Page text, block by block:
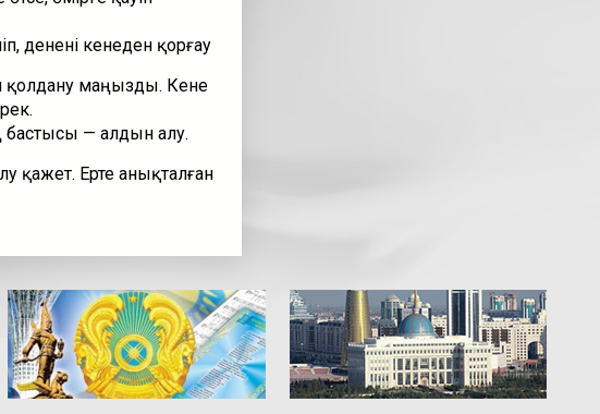
денені кенеден қорғау
қолдану маңызды. Кене
бастысы — алдын алу.
қажет. Ерте анықталған